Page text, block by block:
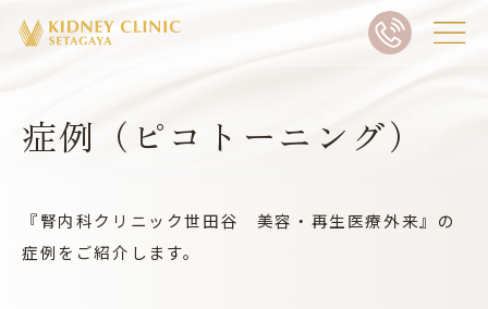
症例（ピコトーニング）
『腎内科クリニック世田谷 美容・再生医療外来』の
症例をご紹介します。